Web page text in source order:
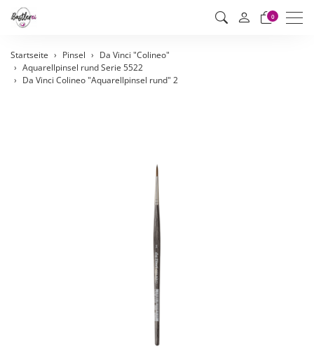
0
Startseite Pinsel
Da Vinci "Colineo"
Aquarellpinsel rund Serie 5522
Da Vinci Colineo "Aquarellpinsel rund" 2